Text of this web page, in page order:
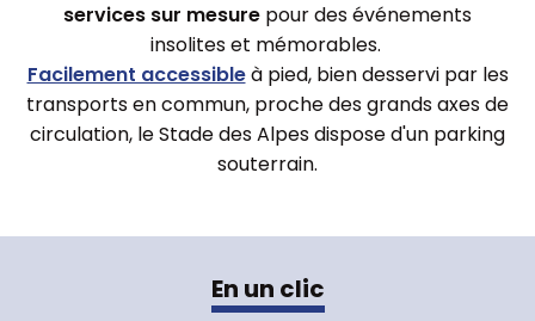
services sur mesure pour des événements
insolites et mémorables.
Facilement accessibleà pied, bien desservi par les
transports en commun, proche des grands axes de
circulation, le Stade des Alpes dispose d'un parking
souterrain.
En un clic